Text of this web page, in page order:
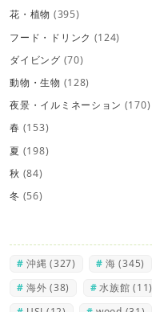
花・植物 (395)
フード・ドリンク (124)
ダイビング (70)
動物・生物 (128)
夜景・イルミネーション (170)
春 (153)
夏 (198)
秋 (84)
冬 (56)
沖縄 (327) 海 (345)
海外 (38) 水族館 (11)